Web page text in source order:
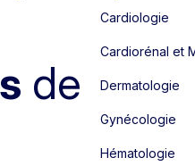
de
Cardiologie
Cardiorénal et
Dermatologie
Gynécologie
Hématologie